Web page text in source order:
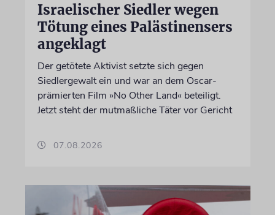
Israelischer Siedler wegen
Tötung eines Palästinensers
angeklagt
Der getötete Aktivist setzte sich gegen
Siedlergewalt ein und war an dem Oscar-
prämierten Film »No Other Land« beteiligt.
Jetzt steht der mutmaßliche Täter vor Gericht
07.08.2026